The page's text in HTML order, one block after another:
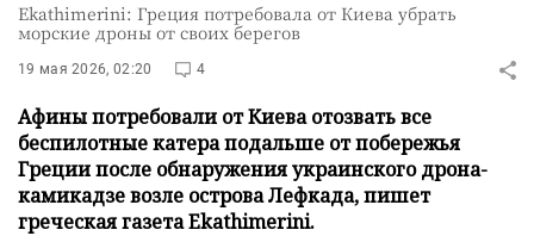
Ekathimerini: Греция потребовала от Киева убрать
морские дроны от своих берегов
19 мая 2026, 02:20 4
Афины потребовали от Киева отозвать все
беспилотные катера подальше от побережья
Греции после обнаружения украинского дрона-
камикадзе возле острова Лефкада, пишет
греческая газета Ekathimerini.